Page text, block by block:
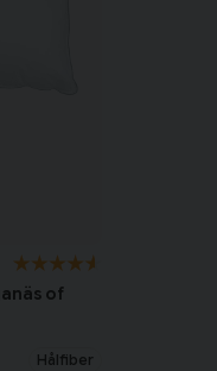
of
Hålfiber